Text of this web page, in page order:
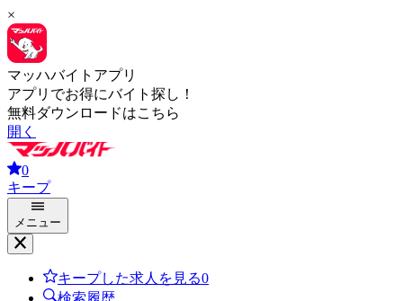
×
マッハバイトアプリ
アプリでお得にバイト探し！
無料ダウンロードはこちら
開く
0
キープ
メニュー
キープした求人を見る0
検索履歴